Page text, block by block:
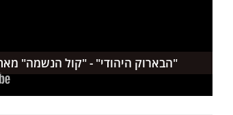
"הבארוק היהודי" - "קול הנשמה"